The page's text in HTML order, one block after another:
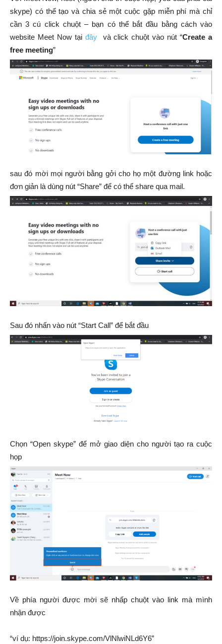
skype) có thể tạo và chia sẻ một cuộc gặp miễn phí mà chỉ
cần 3 cú click chuột – bạn có thể bắt đầu bằng cách vào
website Meet Now tại đây và click chuột vào nút “Create a
free meeting”
sau đó mời mọi người bằng gởi cho họ một đường link hoặc
đơn giản là dùng nút “Share” để có thể share qua mail.
Sau đó nhấn vào nút “Start Call” để bắt đầu
Chọn “Open skype” để mở giao diện cho người tạo ra cuộc
họp
Về phía người được mời sẽ nhấp chuột vào link mà mình
nhận được
“ví dụ: https://join.skype.com/VlNlwiNLd6Y6”